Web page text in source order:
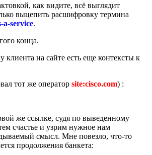
как видите, всё выглядит
выцепить расшифровку термина
service.
конца.
клиента на сайте есть еще контексты к
тот же оператор site:cisco.com) :
же ссылке, судя по выведенному
счастье и узрим нужное нам
смысл. Мне повезло, что-то
продолжения банкета: